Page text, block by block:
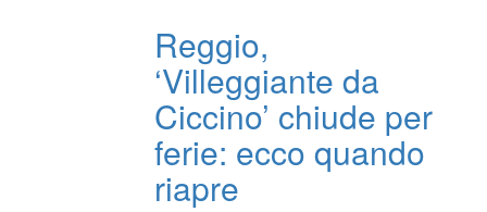
Reggio,
‘Villeggiante da
Ciccino’ chiude per
ferie: ecco quando
riapre